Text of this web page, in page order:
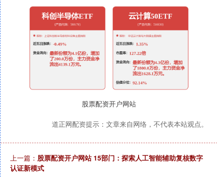
股票配资开户网站
道正网配资提示：文章来自网络，不代表本站观点。
上一篇： 股票配资开户网站 15部门：探索人工智能辅助复核数字
认证新模式